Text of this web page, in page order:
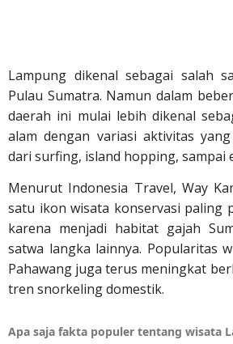
Lampung dikenal sebagai salah
Pulau Sumatra. Namun dalam
daerah ini mulai lebih dikenal
alam dengan variasi aktivitas
dari surfing, island hopping, sampai
Menurut Indonesia Travel, Way
satu ikon wisata konservasi paling
karena menjadi habitat gajah
satwa langka lainnya. Popularitas
Pahawang juga terus meningkat
tren snorkeling domestik.
Apa saja fakta populer tentang wisata